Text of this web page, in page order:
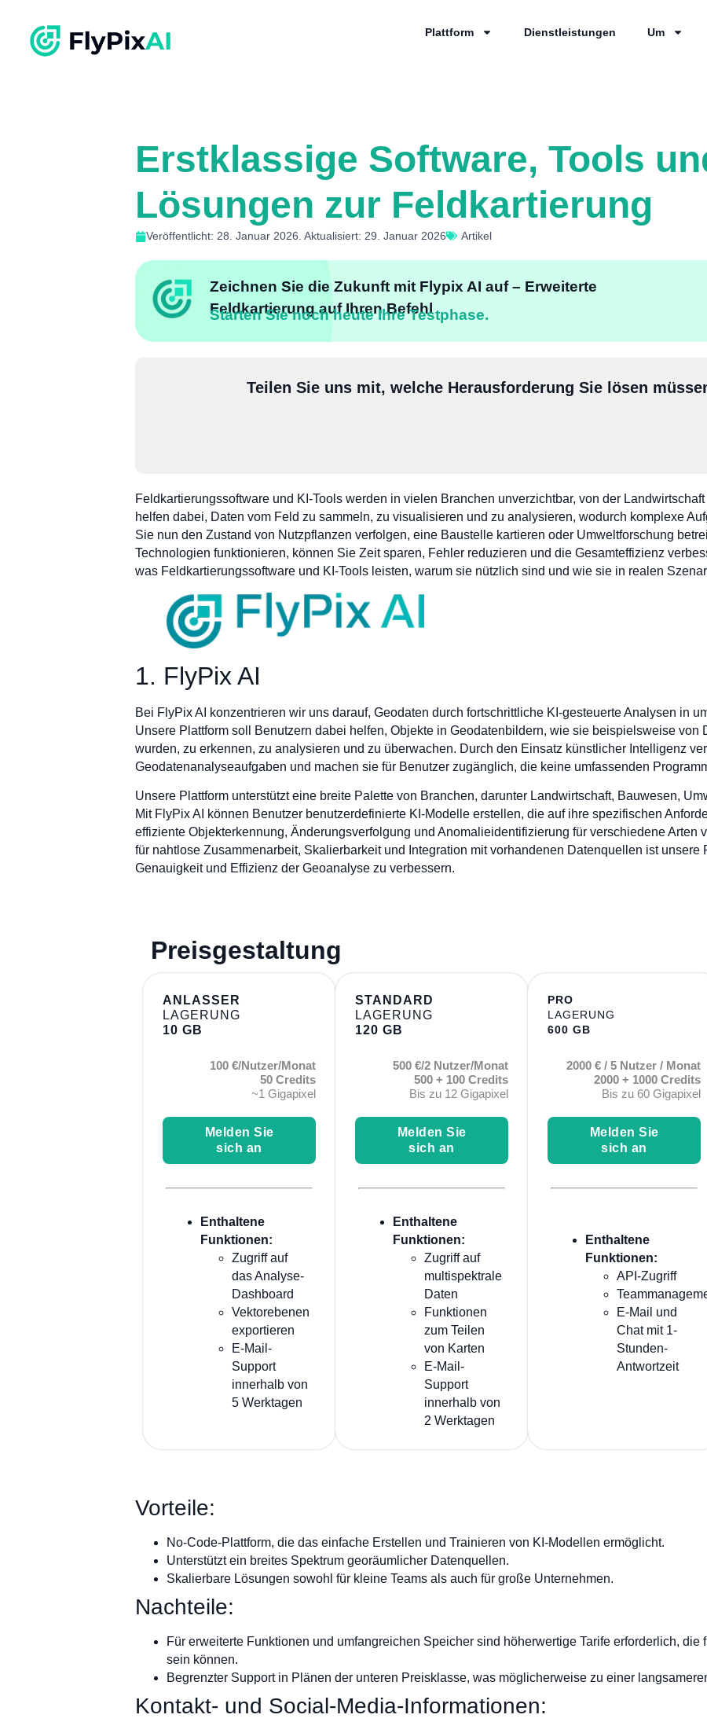
Plattform Dienstleistungen Um
Erstklassige Software, Tools
Lösungen zur Feldkartierung
Veröffentlicht: 28. Januar 2026. Aktualisiert: 29. Januar 2026 Artikel
Zeichnen Sie die Zukunft mit Flypix AI auf – Erweiterte
Feldkartierung auf Ihren Befehl
Starten Sie noch heute Ihre Testphase.
Teilen Sie uns mit, welche Herausforderung Sie lösen
Feldkartierungssoftware und KI-Tools werden in vielen Branchen unverzichtbar, von der
helfen dabei, Daten vom Feld zu sammeln, zu visualisieren und zu analysieren, wodurch komplexe
Sie nun den Zustand von Nutzpflanzen verfolgen, eine Baustelle kartieren oder Umweltforschung
Technologien funktionieren, können Sie Zeit sparen, Fehler reduzieren und die Gesamteffizienz
was Feldkartierungssoftware und KI-Tools leisten, warum sie nützlich sind und wie sie in realen
1. FlyPix AI
Bei FlyPix AI konzentrieren wir uns darauf, Geodaten durch fortschrittliche KI-gesteuerte Analysen in
Unsere Plattform soll Benutzern dabei helfen, Objekte in Geodatenbildern, wie sie beispielsweise von
wurden, zu erkennen, zu analysieren und zu überwachen. Durch den Einsatz künstlicher Intelligenz
Geodatenanalyseaufgaben und machen sie für Benutzer zugänglich, die keine umfassenden
Unsere Plattform unterstützt eine breite Palette von Branchen, darunter Landwirtschaft, Bauwesen,
Mit FlyPix AI können Benutzer benutzerdefinierte KI-Modelle erstellen, die auf ihre spezifischen
effiziente Objekterkennung, Änderungsverfolgung und Anomalieidentifizierung für verschiedene Arten
für nahtlose Zusammenarbeit, Skalierbarkeit und Integration mit vorhandenen Datenquellen ist unsere
Genauigkeit und Effizienz der Geoanalyse zu verbessern.
Preisgestaltung
ANLASSER
LAGERUNG
10 GB
100 €/Nutzer/Monat
50 Credits
~1 Gigapixel
Melden Sie
sich an
Enthaltene
Funktionen:
Zugriff auf
das Analyse-
Dashboard
Vektorebenen
exportieren
E-Mail-
Support
innerhalb von
5 Werktagen
STANDARD
LAGERUNG
120 GB
500 €/2 Nutzer/Monat
500 + 100 Credits
Bis zu 12 Gigapixel
Melden Sie
sich an
Enthaltene
Funktionen:
Zugriff auf
multispektrale
Daten
Funktionen
zum Teilen
von Karten
E-Mail-
Support
innerhalb von
2 Werktagen
PRO
LAGERUNG
600 GB
2000 € / 5 Nutzer / Monat
2000 + 1000 Credits
Bis zu 60 Gigapixel
Melden Sie
sich an
Enthaltene
Funktionen:
API-Zugriff
E-Mail und
Chat mit 1-
Stunden-
Antwortzeit
Vorteile:
No-Code-Plattform, die das einfache Erstellen und Trainieren von KI-Modellen ermöglicht.
Unterstützt ein breites Spektrum georäumlicher Datenquellen.
Skalierbare Lösungen sowohl für kleine Teams als auch für große Unternehmen.
Nachteile:
Für erweiterte Funktionen und umfangreichen Speicher sind höherwertige Tarife erforderlich,
sein können.
Begrenzter Support in Plänen der unteren Preisklasse, was möglicherweise zu einer
Kontakt- und Social-Media-Informationen: